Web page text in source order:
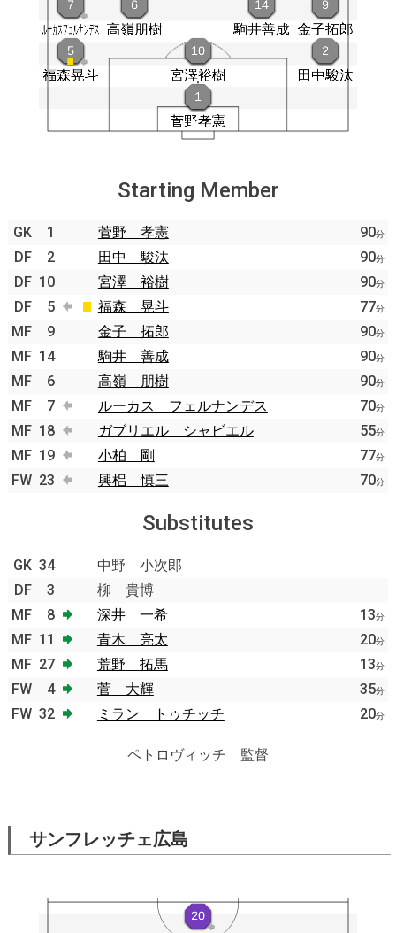
Starting Member
GK 1 菅野 孝憲 90分
DF 2 田中 駿汰 90分
DF 10 宮澤 裕樹 90分
DF 5 福森 晃斗 77分
MF 9 金子 拓郎 90分
MF 14 駒井 善成 90分
MF 6 高嶺 朋樹 90分
MF 7 ルーカス フェルナンデス 70分
MF 18 ガブリエル シャビエル 55分
MF 19 小柏 剛 77分
FW 23 興梠 慎三 70分
Substitutes
GK 34
中野 小次郎
DF
3
柳 貴博
MF
8 深井 一希 13分
MF 11 青木 亮太 20分
MF 27 荒野 拓馬 13分
FW 4 菅 大輝 35分
FW 32 ミラン トゥチッチ 20分
ペトロヴィッチ 監督
サンフレッチェ広島